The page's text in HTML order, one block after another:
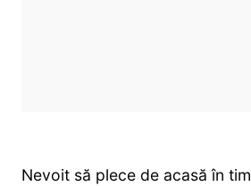
Nevoit să plece de acasă în